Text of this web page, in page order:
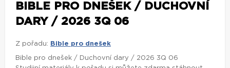
BIBLE PRO DNEŠEK / DUCHOVNÍ
DARY / 2026 3Q 06
Z pořadu: Bible pro dnešek
Bible pro dnešek / Duchovní dary / 2026 3Q 06